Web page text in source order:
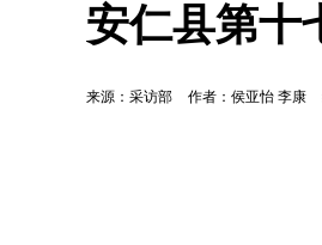
安仁县第十
来源：采访部 作者：侯亚怡 李康